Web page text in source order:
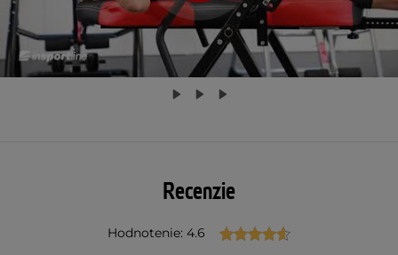
Recenzie
Hodnotenie: 4.6